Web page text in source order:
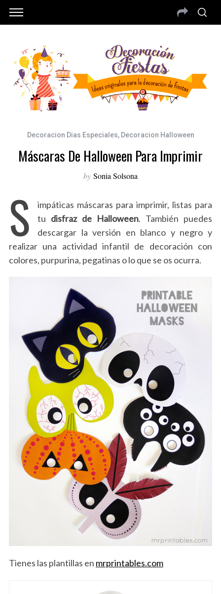
Decoracion Dias Especiales, Decoracion Halloween
Máscaras De Halloween Para Imprimir
by Sonia Solsona
S
impáticas máscaras para imprimir, listas para
tu disfraz de Halloween. También puedes
descargar la versión en blanco y negro y
realizar una actividad infantil de decoración con
colores, purpurina, pegatinas o lo que se os ocurra.
Tienes las plantillas en mrprintables.com